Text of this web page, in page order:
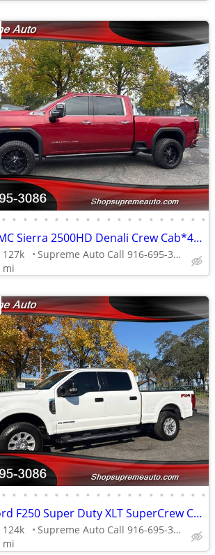
• • • • • • • • • • • • • • • • • • • •
2022 GMC Sierra 2500HD Denali Crew Cab*4X4*Tow Package*Rear Camera*
127k
mi
Supreme Auto Call 916-695-3086 fair oaks
• • • • • • • • • • • • • • • • • • • •
2021 Ford F250 Super Duty XLT SuperCrew Cab*4X4*Tow Package*Rear Camer
124k
mi
Supreme Auto Call 916-695-3086 fair oaks